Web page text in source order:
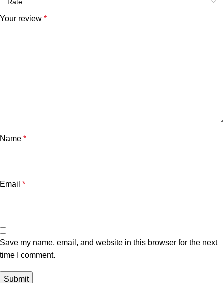
Your review *
Name *
Email *
Save my name, email, and website in this browser for the next
time I comment.